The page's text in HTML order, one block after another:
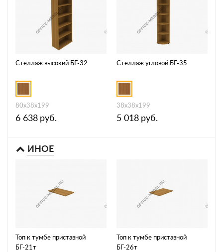
Стеллаж высокий БГ-32
80x38x199
6 638 руб.
Стеллаж угловой БГ-35
38x38x199
5 018 руб.
ИНОЕ
Топ к тумбе приставной
БГ-21т
Топ к тумбе приставной
БГ-26т